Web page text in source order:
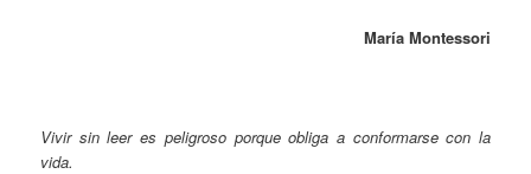
María Montessori
Vivir sin leer es peligroso porque obliga a conformarse con la
vida.